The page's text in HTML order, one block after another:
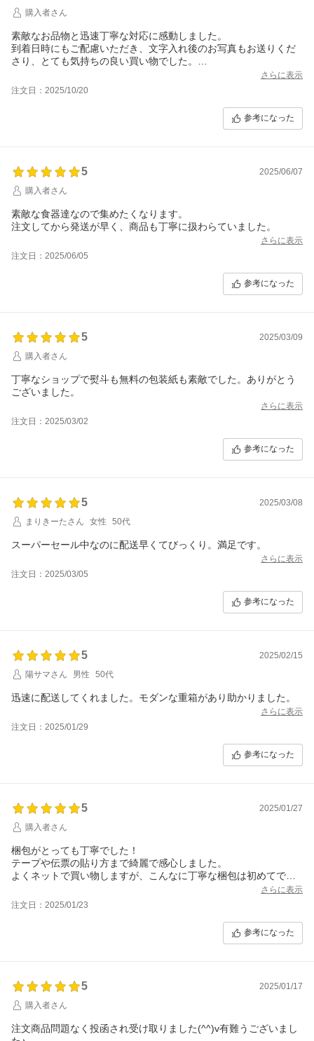
購入者さん
素敵なお品物と迅速丁寧な対応に感動しました。
到着日時にもご配慮いただき、文字入れ後のお写真もお送りくだ
さり、とても気持ちの良い買い物でした。
また機会があればぜひ購入させていただきたいです。
さらに表示
注文日：2025/10/20
参考になった
5
2025/06/07
購入者さん
素敵な食器達なので集めたくなります。
注文してから発送が早く、商品も丁寧に扱わらていました。
さらに表示
注文日：2025/06/05
参考になった
5
2025/03/09
購入者さん
丁寧なショップで熨斗も無料の包装紙も素敵でした。ありがとう
ございました。
さらに表示
注文日：2025/03/02
参考になった
5
2025/03/08
まりきーたさん
女性 50代
スーパーセール中なのに配送早くてびっくり。満足です。
さらに表示
注文日：2025/03/05
参考になった
5
2025/02/15
陽サマさん
男性 50代
迅速に配送してくれました。モダンな重箱があり助かりました。
さらに表示
注文日：2025/01/29
参考になった
5
2025/01/27
購入者さん
梱包がとっても丁寧でした！
テープや伝票の貼り方まで綺麗で感心しました。
よくネットで買い物しますが、こんなに丁寧な梱包は初めてで
こちらのショップで購入して良かったです。
さらに表示
注文日：2025/01/23
参考になった
5
2025/01/17
購入者さん
注文商品問題なく投函され受け取りました(^^)v有難うございまし